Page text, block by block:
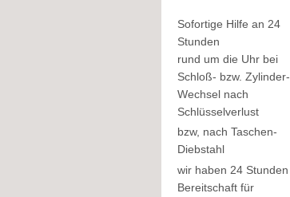
Sofortige Hilfe an 24
Stunden
rund um die Uhr bei
Schloß- bzw. Zylinder-
Wechsel nach
Schlüsselverlust
bzw, nach Taschen-
Diebstahl
wir haben 24 Stunden
Bereitschaft für